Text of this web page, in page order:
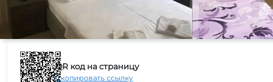
QR код на страницу
Скопировать ссылку